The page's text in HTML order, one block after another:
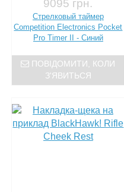
9095 грн.
Стрелковый таймер
Competition Electronics Pocket
Pro Timer II - Синий
ПОВІДОМИТИ, КОЛИ
З'ЯВИТЬСЯ